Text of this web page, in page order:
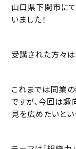
山口県下関市に
いました！
受講された方々
これまでは同業
ですが、今回は趣
見を広めたいとい